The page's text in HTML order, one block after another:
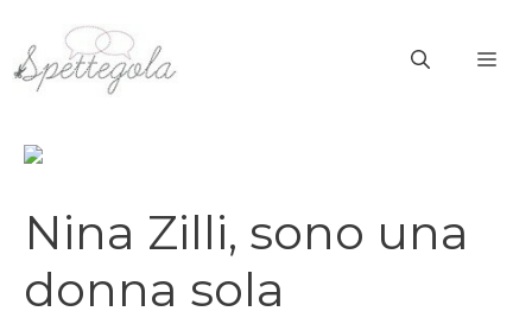
contenuto
Nina Zilli, sono una
donna sola